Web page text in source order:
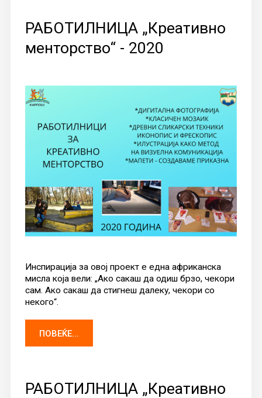
РАБОТИЛНИЦА „Креативно
менторство“ - 2020
Инспирација за овој проект е една африканска
мисла која вели: „Ако сакаш да одиш брзо, чекори
сам. Ако сакаш да стигнеш далеку, чекори со
некого“.
ПОВЕЌЕ...
РАБОТИЛНИЦА „Креативно